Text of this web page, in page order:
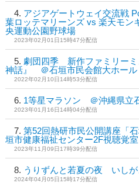
アジアゲートウェイ交流戦
葉ロッテマリーンズ vs 楽天モ
央運動公園野球場
2023年02月01日15時47分配信
劇団四季 新作ファミリー
神話』 ＠石垣市民会館大ホール
2022年02月10日14時53分配信
1等星マラソン ＠沖縄県立
2023年01月16日14時04分配信
第52回熱研市民公開講座「
垣市健康福祉センター2F視聴覚室
2023年11月09日17時39分配信
うりずんと若夏の夜 いしが
2024年04月05日15時17分配信